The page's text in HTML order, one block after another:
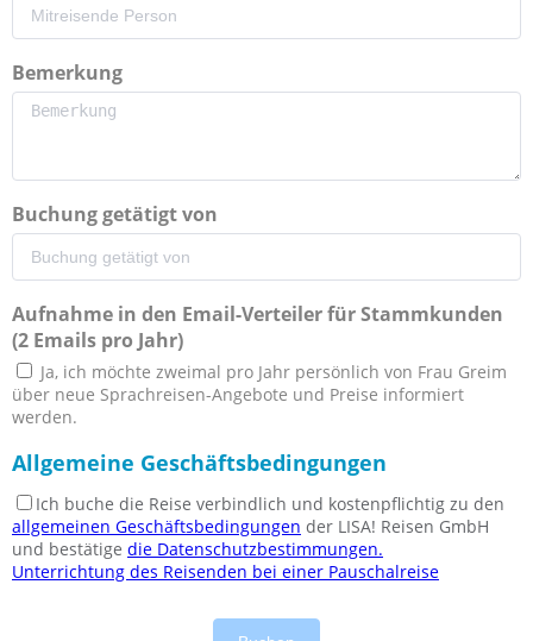
Bemerkung
Buchung getätigt von
Aufnahme in den Email-Verteiler für Stammkunden
(2 Emails pro Jahr)
Ja, ich möchte zweimal pro Jahr persönlich von Frau Greim
über neue Sprachreisen-Angebote und Preise informiert
werden.
Allgemeine Geschäftsbedingungen
Ich buche die Reise verbindlich und kostenpflichtig zu den
allgemeinen Geschäftsbedingungen der LISA! Reisen GmbH
und bestätige die Datenschutzbestimmungen.
Unterrichtung des Reisenden bei einer Pauschalreise